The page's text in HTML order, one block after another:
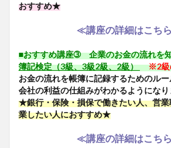
おすすめ★
≪講座の詳細はこちら
■おすすめ講座➂ 企業のお金の流れを
簿記検定（3級、3級2級、2級）※2級
お金の流れを帳簿に記録するためのルー
会社の利益の仕組みがわかるようになり
★銀行・保険・損保で働きたい人、営
業したい人におすすめ★
≪講座の詳細はこち